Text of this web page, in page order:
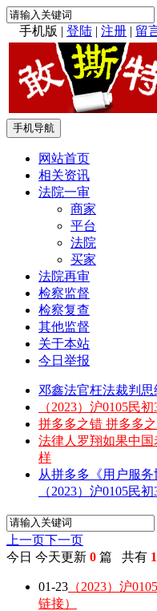
手机版 | 登陆 | 注册 | 留
手机导航
网站首页
相关资讯
法院一审
商家
平台
法院
买家
法院再审
检察监督
检察复查
其他监督
关于本站
今日举报
邓鑫法官枉法裁判
（2023）沪0105民
拼多多之错 拼多多
法律人罗翔如果中
样
从拼多多《用户服
（2023）沪0105民
上一页下一页
今日 今天更新 0 篇 共有
01-23 （2023）沪
链接）